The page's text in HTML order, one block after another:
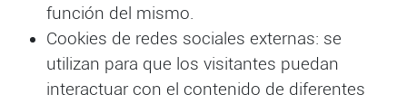
función del mismo.
Cookies de redes sociales externas: se
utilizan para que los visitantes puedan
interactuar con el contenido de diferentes